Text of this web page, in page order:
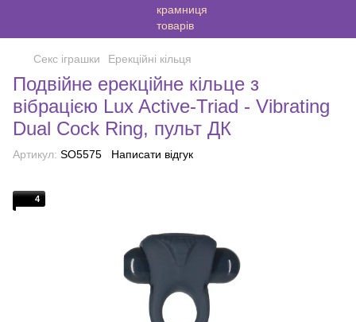
Секс іграшки Ерекційні кільця
Подвійне ерекційне кільце з
вібрацією Lux Active-Triad - Vibrating
Dual Cock Ring, пульт ДК
Артикул: SO5575 Написати відгук
4